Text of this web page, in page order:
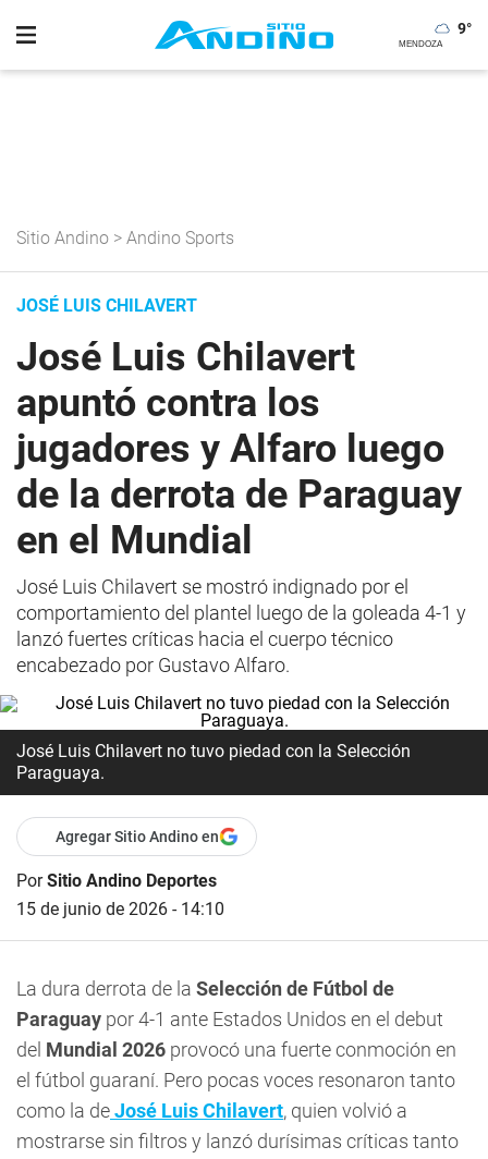
9°
Sitio Andino > Andino Sports
JOSÉ LUIS CHILAVERT
José Luis Chilavert
apuntó contra los
jugadores y Alfaro luego
de la derrota de Paraguay
en el Mundial
José Luis Chilavert se mostró indignado por el
comportamiento del plantel luego de la goleada 4-1 y
lanzó fuertes críticas hacia el cuerpo técnico
encabezado por Gustavo Alfaro.
José Luis Chilavert no tuvo piedad con la Selección
Paraguaya.
Agregar Sitio Andino en
PorSitio Andino Deportes
15 de junio de 2026 - 14:10
La dura derrota de la Selección de Fútbol de
Paraguay por 4-1 ante Estados Unidos en el debut
del Mundial 2026 provocó una fuerte conmoción en
el fútbol guaraní. Pero pocas voces resonaron tanto
como la deJosé Luis Chilavert, quien volvió a
mostrarse sin filtros y lanzó durísimas críticas tanto